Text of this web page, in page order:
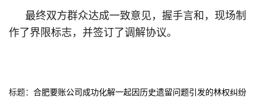
最终双方群众达成一致意见，握手言和，现场制
作了界限标志，并签订了调解协议。
标题： 合肥要账公司成功化解一起因历史遗留问题引发的林权纠纷